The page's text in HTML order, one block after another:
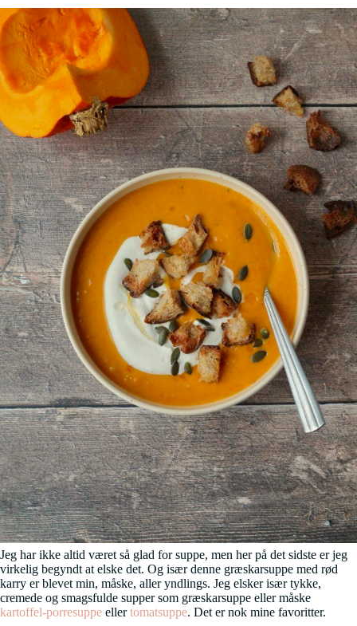
Jeg har ikke altid været så glad for suppe, men her på det sidste er jeg
virkelig begyndt at elske det. Og især denne græskarsuppe med rød
karry er blevet min, måske, aller yndlings. Jeg elsker især tykke,
cremede og smagsfulde supper som græskarsuppe eller måske
kartoffel-porresuppe ellertomatsuppe. Det er nok mine favoritter.